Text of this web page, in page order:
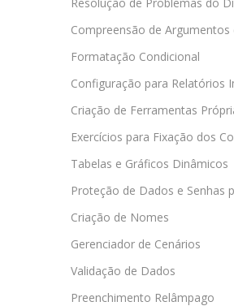
Compreensão de Argumentos
Formatação Condicional
Configuração para Relatórios
Criação de Ferramentas
Exercícios para Fixação dos
Tabelas e Gráficos Dinâmicos
Proteção de Dados e Senhas
Criação de Nomes
Gerenciador de Cenários
Validação de Dados
Preenchimento Relâmpago